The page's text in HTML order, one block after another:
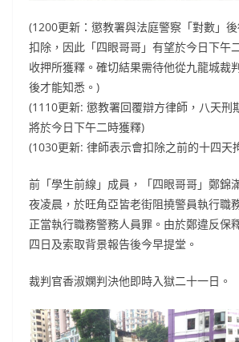
(1200更新：懲教署與法庭警察「對數」
扣除，因此「四眼哥哥」有望於今日下午
收押所獲釋。確切結果需待他從九龍城裁
後才能知悉。)
(1110更新: 懲教署回覆辯方律師，八天刑
將於今日下午二時獲釋)
(1030更新: 律師表示會扣除之前的十四天
前「學生前線」成員，「四眼哥哥」鄭錦
夜凌晨，於旺角亞皆老街阻撓警員執行職
正當執行職務警務人員罪。由於鄭違反保
四日及索取背景報告後今早提堂。
裁判官香淑嫻判決他即時入獄二十一日。